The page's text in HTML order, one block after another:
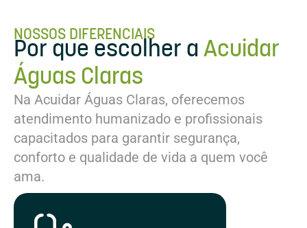
NOSSOS DIFERENCIAIS
Por que escolher aAcuidar
Águas Claras
Na Acuidar Águas Claras, oferecemos
atendimento humanizado e profissionais
capacitados para garantir segurança,
conforto e qualidade de vida a quem você
ama.